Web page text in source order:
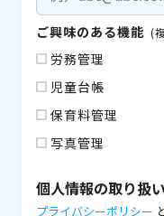
ご興味のある機能 (
労務管理
児童台帳
保育料管理
写真管理
個人情報の取り扱
プライバシーポリシー